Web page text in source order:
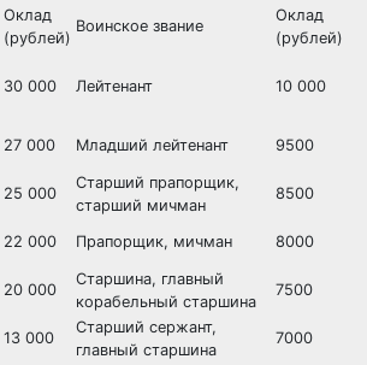
Оклад
(рублей)
Воинское звание
Оклад
(рублей)
30 000 Лейтенант 10 000
27 000 Младший лейтенант 9500
25 000
Старший прапорщик,
старший мичман
8500
22 000 Прапорщик, мичман 8000
20 000
Старшина, главный
корабельный старшина
7500
13 000
Старший сержант,
главный старшина
7000